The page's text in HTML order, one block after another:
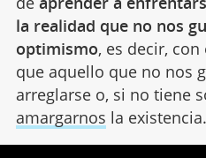
la realidad que no nos
optimismo, es decir,
que aquello que no nos
arreglarse o, si no tiene
amargarnos la existencia.